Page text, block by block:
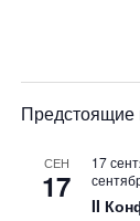
Предстоящие
СЕН
17
17
II